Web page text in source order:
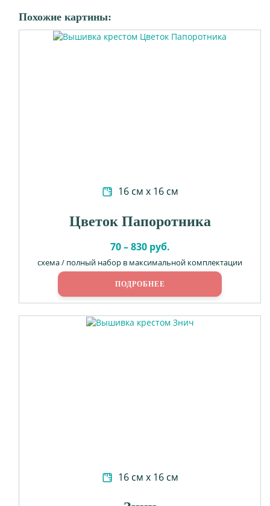
Похожие картины:
16 см х 16 см
Цветок Папоротника
70 – 830 руб.
схема / полный набор в максимальной комплектации
ПОДРОБНЕЕ
16 см х 16 см